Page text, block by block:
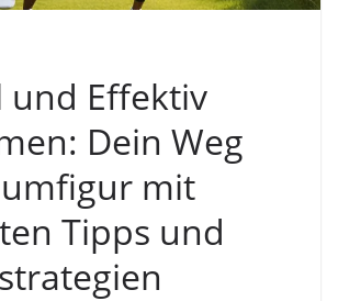
und Effektiv
Dein Weg
mit
Tipps und